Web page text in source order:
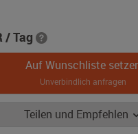
/ Tag
Auf Wunschliste
Unverbindlich anfragen
Teilen und Empfehlen